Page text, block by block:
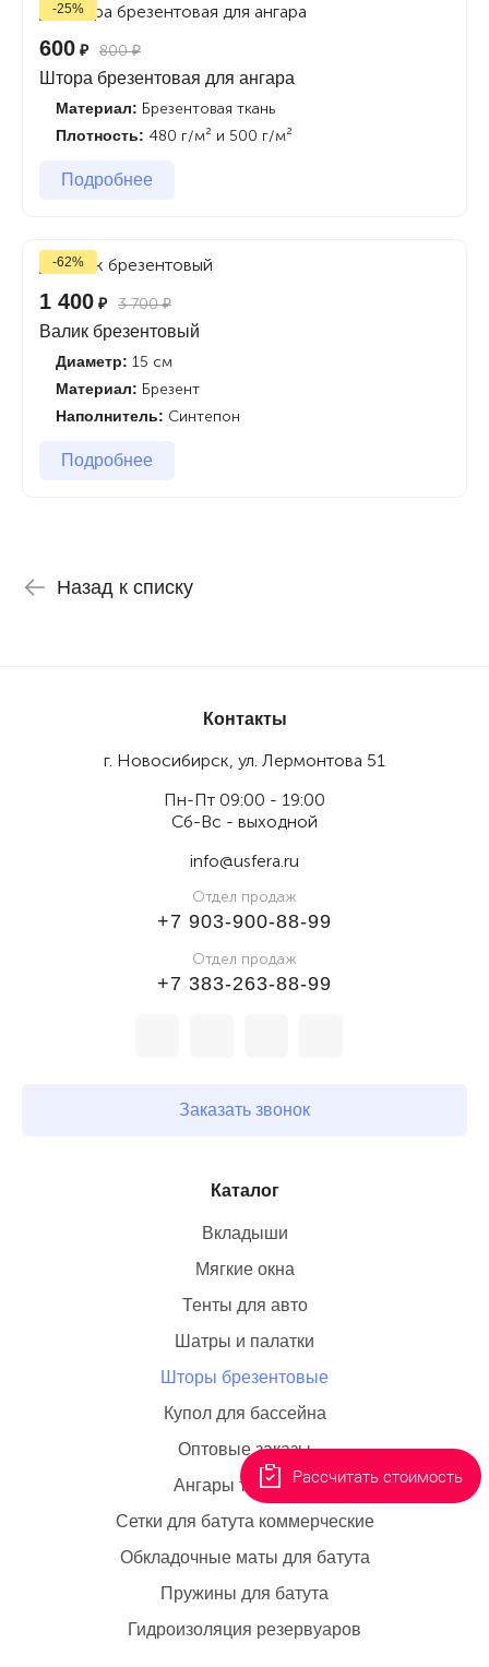
-25%
600 ₽ 800₽
Штора брезентовая для ангара
Материал: Брезентовая ткань
Плотность: 480 г/м² и 500 г/м²
Подробнее
-62%
1 400 ₽ 3 700₽
Валик брезентовый
Диаметр: 15 см
Материал: Брезент
Наполнитель: Синтепон
Подробнее
Назад к списку
Каталог
Вкладыши
Мягкие окна
Тенты для авто
Шатры и палатки
Шторы брезентовые
Купол для бассейна
Оптовые заказы
Ангары тентовые
Сетки для батута коммерческие
Обкладочные маты для батута
Пружины для батута
Гидроизоляция резервуаров
Контакты
г. Новосибирск, ул. Лермонтова 51
Пн-Пт 09:00 - 19:00
Сб-Вс - выходной
info@usfera.ru
Отдел продаж
+7 903-900-88-99
Отдел продаж
+7 383-263-88-99
Заказать звонок
Рассчитать стоимость